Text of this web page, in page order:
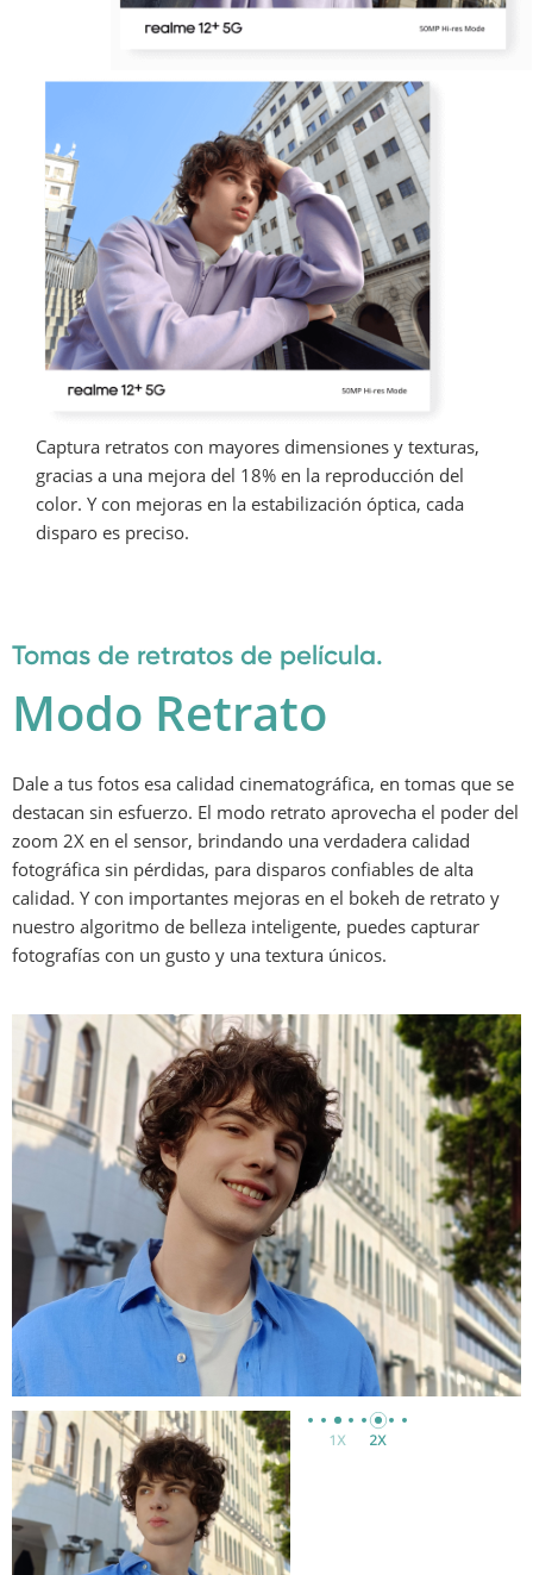
Captura retratos con mayores dimensiones y texturas,
gracias a una mejora del 18% en la reproducción del
color. Y con mejoras en la estabilización óptica, cada
disparo es preciso.
Tomas de retratos de película.
Modo Retrato
Dale a tus fotos esa calidad cinematográfica, en tomas que se
destacan sin esfuerzo. El modo retrato aprovecha el poder del
zoom 2X en el sensor, brindando una verdadera calidad
fotográfica sin pérdidas, para disparos confiables de alta
calidad. Y con importantes mejoras en el bokeh de retrato y
nuestro algoritmo de belleza inteligente, puedes capturar
fotografías con un gusto y una textura únicos.